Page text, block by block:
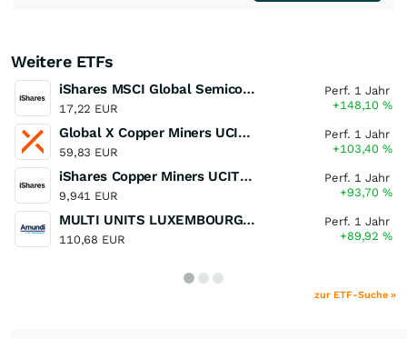
Weitere ETFs
iShares MSCI Global Semiconductors UCITS ETF USD (Acc)
17,22 EUR
Perf. 1 Jahr
+148,10%
Global X Copper Miners UCITS ETF USD Acc
59,83 EUR
Perf. 1 Jahr
+103,40%
iShares Copper Miners UCITS ETF
9,941 EUR
Perf. 1 Jahr
+93,70%
MULTI UNITS LUXEMBOURG - Lyxor MSCI Semiconductors ESG Filtered
110,68 EUR
Perf. 1 Jahr
+89,92%
zur ETF-Suche »